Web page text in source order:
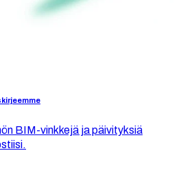
BIM-vinkkejä ja päivityksiä